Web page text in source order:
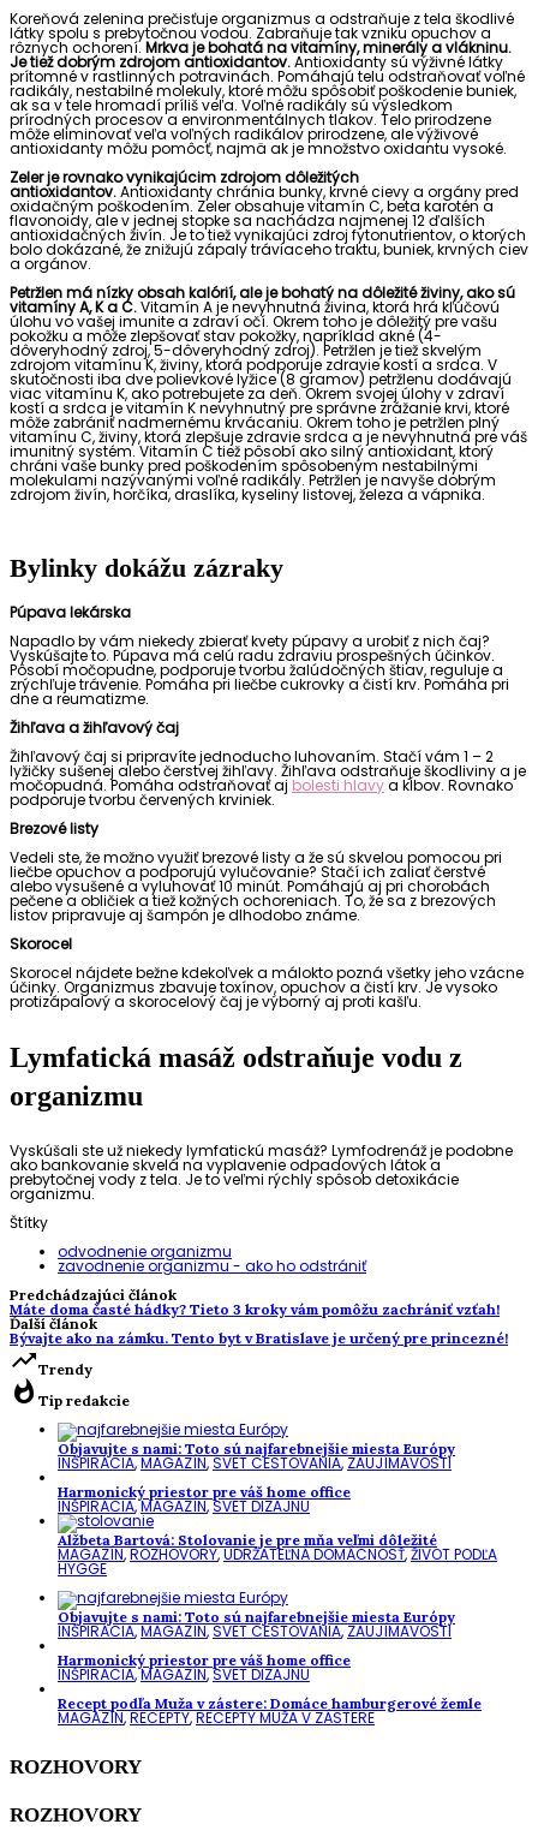
Koreňová zelenina prečisťuje organizmus a odstraňuje z tela škodlivé
látky spolu s prebytočnou vodou. Zabraňuje tak vzniku opuchov a
rôznych ochorení.Mrkva je bohatá na vitamíny, minerály a vlákninu.
Je tiež dobrým zdrojom antioxidantov.Antioxidanty sú výživné látky
prítomné v rastlinných potravinách. Pomáhajú telu odstraňovať voľné
radikály, nestabilné molekuly, ktoré môžu spôsobiť poškodenie buniek,
ak sa v tele hromadí príliš veľa. Voľné radikály sú výsledkom
prírodných procesov a environmentálnych tlakov. Telo prirodzene
môže eliminovať veľa voľných radikálov prirodzene, ale výživové
antioxidanty môžu pomôcť, najmä ak je množstvo oxidantu vysoké.
Zeler je rovnako vynikajúcim zdrojom dôležitých
antioxidantov.Antioxidanty chránia bunky, krvné cievy a orgány pred
oxidačným poškodením. Zeler obsahuje vitamín C, beta karotén a
flavonoidy, ale v jednej stopke sa nachádza najmenej 12 ďalších
antioxidačných živín. Je to tiež vynikajúci zdroj fytonutrientov, o ktorých
bolo dokázané, že znižujú zápaly tráviaceho traktu, buniek, krvných ciev
a orgánov.
Petržlen má nízky obsah kalórií, ale je bohatý na dôležité živiny, ako sú
vitamíny A, K a C.Vitamín A je nevyhnutná živina, ktorá hrá kľúčovú
úlohu vo vašej imunite a zdraví očí. Okrem toho je dôležitý pre vašu
pokožku a môže zlepšovať stav pokožky, napríklad akné (4-
dôveryhodný zdroj, 5-dôveryhodný zdroj). Petržlen je tiež skvelým
zdrojom vitamínu K, živiny, ktorá podporuje zdravie kostí a srdca. V
skutočnosti iba dve polievkové lyžice (8 gramov) petržlenu dodávajú
viac vitamínu K, ako potrebujete za deň. Okrem svojej úlohy v zdraví
kostí a srdca je vitamín K nevyhnutný pre správne zrážanie krvi, ktoré
môže zabrániť nadmernému krvácaniu. Okrem toho je petržlen plný
vitamínu C, živiny, ktorá zlepšuje zdravie srdca a je nevyhnutná pre váš
imunitný systém. Vitamín C tiež pôsobí ako silný antioxidant, ktorý
chráni vaše bunky pred poškodením spôsobeným nestabilnými
molekulami nazývanými voľné radikály. Petržlen je navyše dobrým
zdrojom živín, horčíka, draslíka, kyseliny listovej, železa a vápnika.
Bylinky dokážu zázraky
Púpava lekárska
Napadlo by vám niekedy zbierať kvety púpavy a urobiť z nich čaj?
Vyskúšajte to. Púpava má celú radu zdraviu prospešných účinkov.
Pôsobí močopudne, podporuje tvorbu žalúdočných štiav, reguluje a
zrýchľuje trávenie. Pomáha pri liečbe cukrovky a čistí krv. Pomáha pri
dne a reumatizme.
Žihľava a žihľavový čaj
Žihľavový čaj si pripravíte jednoducho luhovaním. Stačí vám 1 – 2
lyžičky sušenej alebo čerstvej žihľavy. Žihľava odstraňuje škodliviny a je
močopudná. Pomáha odstraňovať aj bolesti hlavya kĺbov. Rovnako
podporuje tvorbu červených krviniek.
Brezové listy
Vedeli ste, že možno využiť brezové listy a že sú skvelou pomocou pri
liečbe opuchov a podporujú vylučovanie? Stačí ich zaliať čerstvé
alebo vysušené a vyluhovať 10 minút. Pomáhajú aj pri chorobách
pečene a obličiek a tiež kožných ochoreniach. To, že sa z brezových
listov pripravuje aj šampón je dlhodobo známe.
Skorocel
Skorocel nájdete bežne kdekoľvek a málokto pozná všetky jeho vzácne
účinky. Organizmus zbavuje toxínov, opuchov a čistí krv. Je vysoko
protizápalový a skorocelový čaj je výborný aj proti kašľu.
Lymfatická masáž odstraňuje vodu z
organizmu
Vyskúšali ste už niekedy lymfatickú masáž? Lymfodrenáž je podobne
ako bankovanie skvelá na vyplavenie odpadových látok a
prebytočnej vody z tela. Je to veľmi rýchly spôsob detoxikácie
organizmu.
Štítky
odvodnenie organizmu
zavodnenie organizmu - ako ho odstrániť
Predchádzajúci článok
Máte doma časté hádky? Tieto 3 kroky vám pomôžu zachrániť vzťah!
Ďalší článok
Bývajte ako na zámku. Tento byt v Bratislave je určený pre princezné!
trending_upTrendy
whatshot Tip redakcie
Objavujte s nami: Toto sú najfarebnejšie miesta Európy
INŠPIRÁCIA,MAGAZÍN,SVET CESTOVANIA,ZAUJÍMAVOSTI
Harmonický priestor pre váš home office
INŠPIRÁCIA,MAGAZÍN,SVET DIZAJNU
Alžbeta Bartová: Stolovanie je pre mňa veľmi dôležité
MAGAZÍN,ROZHOVORY,UDRŽATEĽNÁ DOMÁCNOSŤ,ŽIVOT PODĽA
HYGGE
Objavujte s nami: Toto sú najfarebnejšie miesta Európy
INŠPIRÁCIA,MAGAZÍN,SVET CESTOVANIA,ZAUJÍMAVOSTI
Harmonický priestor pre váš home office
INŠPIRÁCIA,MAGAZÍN,SVET DIZAJNU
Recept podľa Muža v zástere: Domáce hamburgerové žemle
MAGAZÍN,RECEPTY,RECEPTY MUŽA V ZÁSTERE
ROZHOVORY
ROZHOVORY